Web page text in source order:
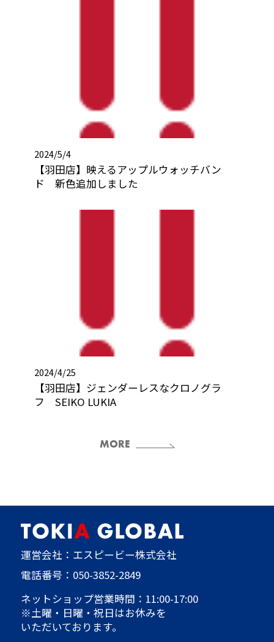
2024/5/4
【羽田店】映えるアップルウォッチバン
ド 新色追加しました
2024/4/25
【羽田店】ジェンダーレスなクロノグラ
フ SEIKO LUKIA
MORE
運営会社：エスピービー株式会社
電話番号： 050-3852-2849
ネットショップ営業時間：11:00-17:00
※土曜・日曜・祝日はお休みを
いただいております。